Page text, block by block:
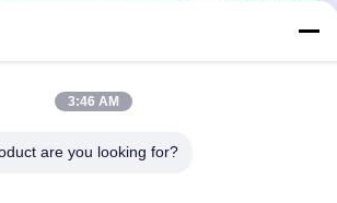
3:46 AM
are you looking for?